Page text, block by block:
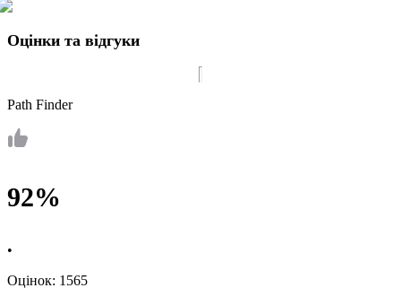
Оцінки та відгуки
Path Finder
92%
•
Оцінок: 1565